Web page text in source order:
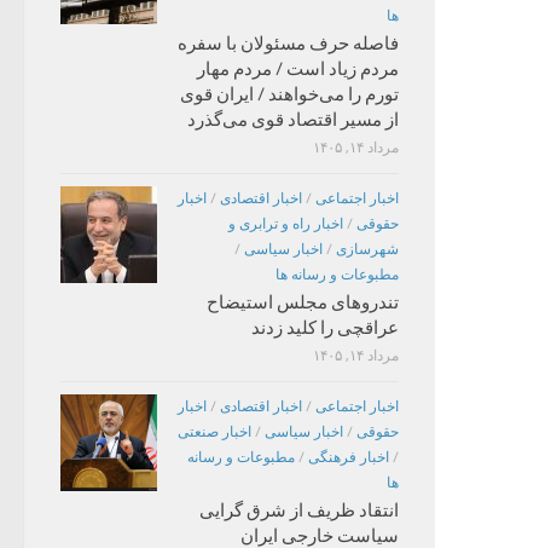
ها
فاصله حرف مسئولان با سفره
مردم زیاد است / مردم مهار
تورم را می‌خواهند / ایران قوی
از مسیر اقتصاد قوی می‌گذرد
مرداد ۱۴, ۱۴۰۵
اخبار اجتماعی / اخبار اقتصادی / اخبار
حقوقی / اخبار راه و ترابری و
شهرسازی / اخبار سیاسی /
مطبوعات و رسانه ها
تندروهای مجلس استیضاح
عراقچی را کلید زدند
مرداد ۱۴, ۱۴۰۵
اخبار اجتماعی / اخبار اقتصادی / اخبار
حقوقی / اخبار سیاسی / اخبار صنعتی
/ اخبار فرهنگی / مطبوعات و رسانه
ها
انتقاد ظریف از شرق گرایی
سیاست خارجی ایران